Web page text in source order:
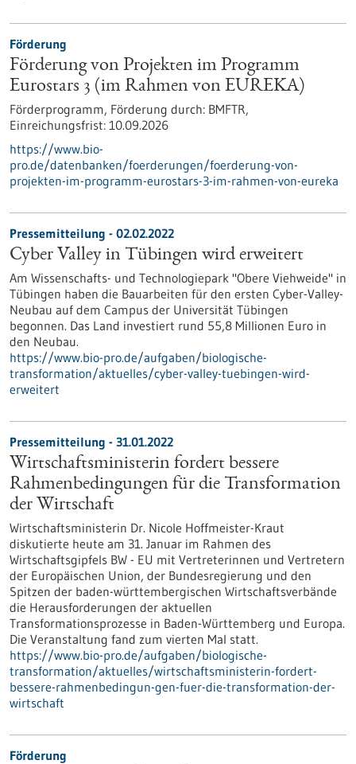
Förderung
Förderung von Projekten im Programm
Eurostars 3 (im Rahmen von EUREKA)
Förderprogramm, Förderung durch: BMFTR,
Einreichungsfrist: 10.09.2026
https://www.bio-
pro.de/datenbanken/foerderungen/foerderung-von-
projekten-im-programm-eurostars-3-im-rahmen-von-eureka
Pressemitteilung - 02.02.2022
Cyber Valley in Tübingen wird erweitert
Am Wissenschafts- und Technologiepark "Obere Viehweide" in
Tübingen haben die Bauarbeiten für den ersten Cyber-Valley-
Neubau auf dem Campus der Universität Tübingen
begonnen. Das Land investiert rund 55,8 Millionen Euro in
den Neubau.
https://www.bio-pro.de/aufgaben/biologische-
transformation/aktuelles/cyber-valley-tuebingen-wird-
erweitert
Pressemitteilung - 31.01.2022
Wirtschaftsministerin fordert bessere
Rahmenbedingun­gen für die Transformation
der Wirtschaft
Wirtschaftsministerin Dr. Nicole Hoffmeister-Kraut
diskutierte heute am 31. Januar im Rahmen des
Wirtschaftsgipfels BW - EU mit Vertreterinnen und Vertretern
der Europäischen Union, der Bundesregierung und den
Spitzen der baden-württembergischen Wirtschaftsverbände
die Herausforderungen der aktuellen
Transformationsprozesse in Baden-Württemberg und Europa.
Die Veranstaltung fand zum vierten Mal statt.
https://www.bio-pro.de/aufgaben/biologische-
transformation/aktuelles/wirtschaftsministerin-fordert-
bessere-rahmenbedingun-gen-fuer-die-transformation-der-
wirtschaft
Förderung